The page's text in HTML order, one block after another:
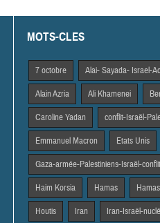
MOTS-CLES
7 octobre Alai- Sayada- Israel-
Alain Azria Ali Khamenei
Caroline Yadan conflit-Israël-
Emmanuel Macron Etats Unis
Gaza-armée-Palestiniens-Israël-conflit
Haim Korsia Hamas
Houtis Iran Iran-Israël-